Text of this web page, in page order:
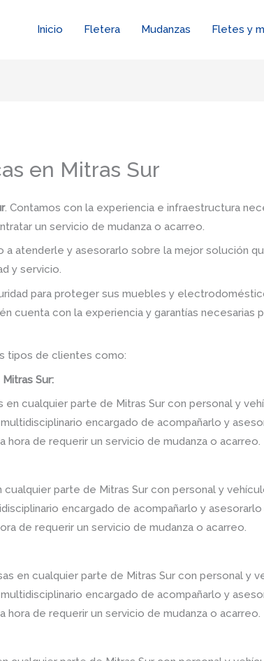
Inicio Fletera Mudanzas Fletes y
en Mitras Sur
. Contamos con la experiencia e infraestructura
un servicio de mudanza o acarreo.
atenderle y asesorarlo sobre la mejor solución
y servicio.
para proteger sus muebles y
cuenta con la experiencia y garantías necesarias
tipos de clientes como:
Sur:
cualquier parte de Mitras Sur con personal y
encargado de acompañarlo y
de requerir un servicio de mudanza o acarreo.
parte de Mitras Sur con personal y
encargado de acompañarlo y asesorarlo
de requerir un servicio de mudanza o acarreo.
en cualquier parte de Mitras Sur con personal y
encargado de acompañarlo y
de requerir un servicio de mudanza o acarreo.